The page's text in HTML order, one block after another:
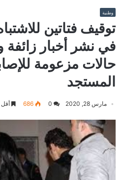
وطنية
توقيف فتاتين
في نشر أخبار زائفة
حالات مزعومة
المستجد
مارس 28, 2020 686